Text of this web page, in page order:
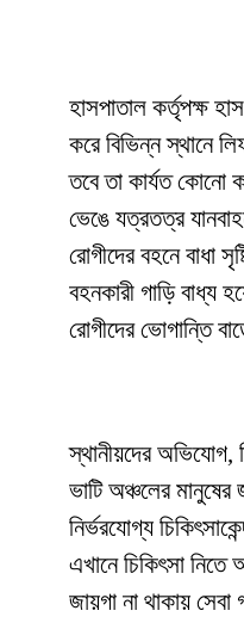
হাসপাতাল কর্তৃপক্ষ
করে বিভিন্ন স্থানে
তবে তা কার্যত কোনো
ভেঙে যত্রতত্র
রোগীদের বহনে বাধা
বহনকারী গাড়ি বাধ্য
রোগীদের ভোগান্তি
স্থানীয়দের অভিযোগ,
ভাটি অঞ্চলের
নির্ভরযোগ্য
এখানে চিকিৎসা
জায়গা না থাকায় সেবা